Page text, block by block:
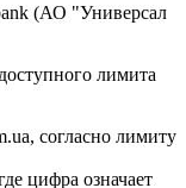
(АО "Универсал
лимита
согласно лимиту
цифра означает